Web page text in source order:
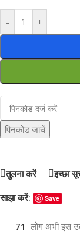
- +
पिनकोड जांचें
तुलना करें इच्छा
साझा करें: Save
71 लोग अभी इस